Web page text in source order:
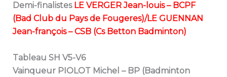
Demi-finalistes LE VERGER Jean-louis – BCPF
(Bad Club du Pays de Fougeres)/LE GUENNAN
Jean-françois – CSB (Cs Betton Badminton)
Tableau SH V5-V6
Vainqueur PIOLOT Michel – BP (Badminton